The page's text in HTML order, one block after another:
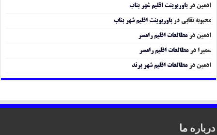
ادمین درپاورپوینت اقلیم شهر بناب
محبوبه نقابی درپاورپوینت اقلیم شهر بناب
ادمین درمطالعات اقلیم رامسر
سمیرا درمطالعات اقلیم رامسر
ادمین درمطالعات اقلیم شهر پرند
درباره ما